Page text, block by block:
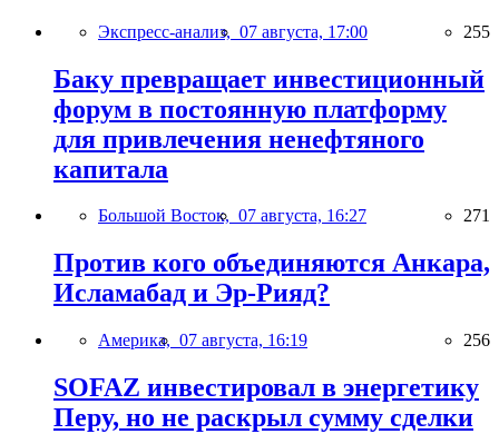
Экспресс-анализ, 07 августа, 17:00 255
Баку превращает инвестиционный
форум в постоянную платформу
для привлечения ненефтяного
капитала
Большой Восток, 07 августа, 16:27 271
Против кого объединяются Анкара,
Исламабад и Эр-Рияд?
Америка, 07 августа, 16:19 256
SOFAZ инвестировал в энергетику
Перу, но не раскрыл сумму сделки